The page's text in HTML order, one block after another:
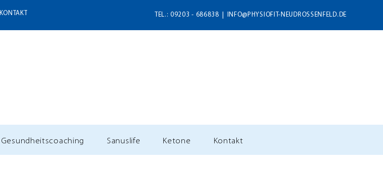
KONTAKT TEL.: 09203 - 686838 INFO@PHYSIOFIT-NEUDROSSENFELD.DE
Gesundheitscoaching Sanuslife Ketone Kontakt